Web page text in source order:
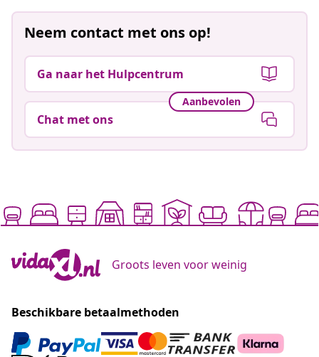
Neem contact met ons op!
Ga naar het Hulpcentrum
Aanbevolen
Chat met ons
Groots leven voor weinig
Beschikbare betaalmethoden